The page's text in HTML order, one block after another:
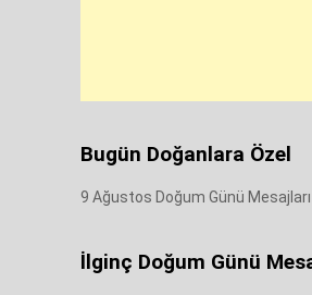
Bugün Doğanlara Özel
9 Ağustos Doğum Günü Mesajları
İlginç Doğum Günü